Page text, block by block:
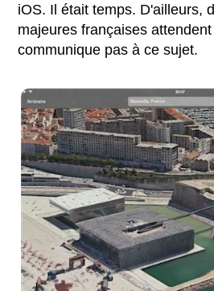
iOS. Il était temps. D'ailleurs,
majeures françaises
communique pas à ce sujet.